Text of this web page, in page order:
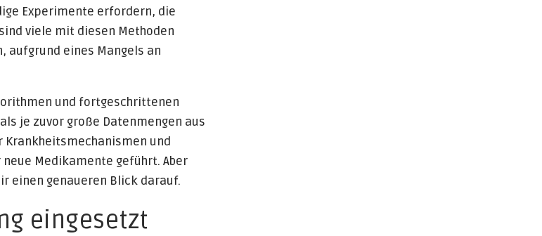
Experimente erfordern, die
viele mit diesen Methoden
eines Mangels an
und fortgeschrittenen
je zuvor große Datenmengen aus
Krankheitsmechanismen und
Medikamente geführt. Aber
einen genaueren Blick darauf.
eingesetzt